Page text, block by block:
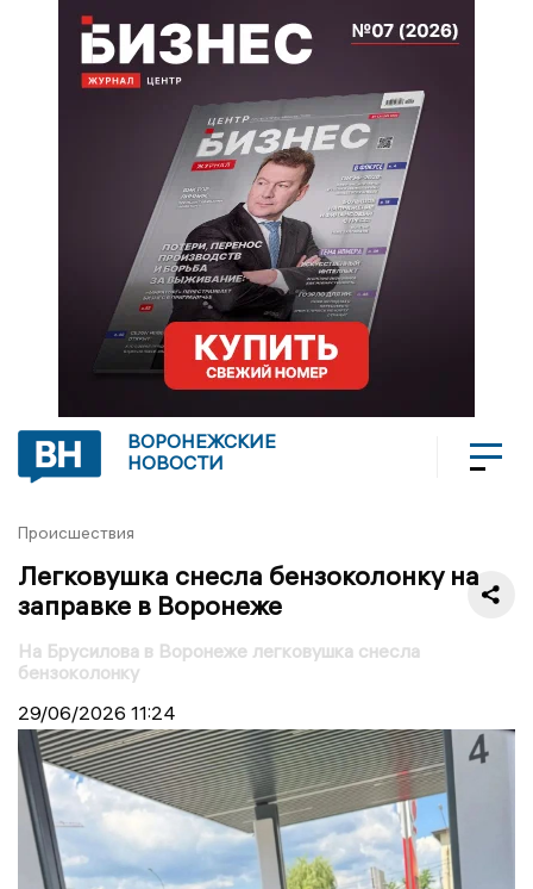
ВОРОНЕЖСКИЕ
НОВОСТИ
Происшествия
Легковушка снесла бензоколонку на
заправке в Воронеже
На Брусилова в Воронеже легковушка снесла
бензоколонку
29/06/2026 11:24